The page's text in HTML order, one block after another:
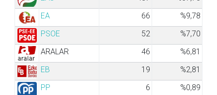
EA
66
%9,78
PSOE
52
%7,70
ARALAR
46
%6,81
EB
19
%2,81
PP
6
%0,89